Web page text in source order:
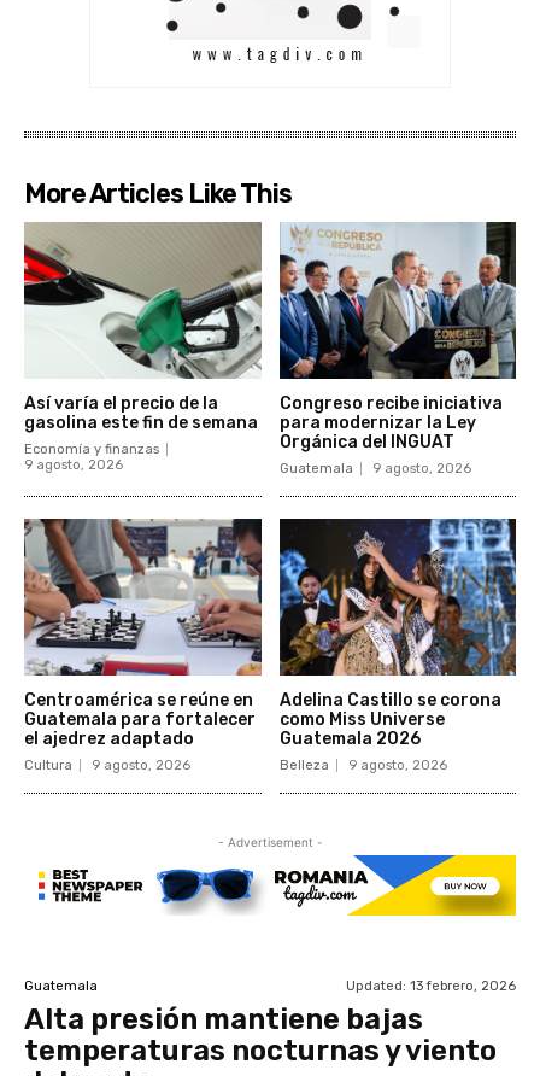
More Articles Like This
Así varía el precio de la
gasolina este fin de semana
Economía y finanzas
9 agosto, 2026
Congreso recibe iniciativa
para modernizar la Ley
Orgánica del INGUAT
Guatemala 9 agosto, 2026
Centroamérica se reúne en
Guatemala para fortalecer
el ajedrez adaptado
Cultura 9 agosto, 2026
Adelina Castillo se corona
como Miss Universe
Guatemala 2026
Belleza 9 agosto, 2026
- Advertisement -